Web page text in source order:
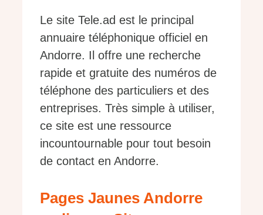
Le site Tele.ad est le principal
annuaire téléphonique officiel en
Andorre. Il offre une recherche
rapide et gratuite des numéros de
téléphone des particuliers et des
entreprises. Très simple à utiliser,
ce site est une ressource
incountournable pour tout besoin
de contact en Andorre.
Pages Jaunes Andorre